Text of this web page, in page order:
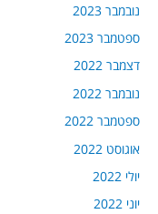
נובמבר 2023
ספטמבר 2023
דצמבר 2022
נובמבר 2022
ספטמבר 2022
אוגוסט 2022
יולי 2022
יוני 2022